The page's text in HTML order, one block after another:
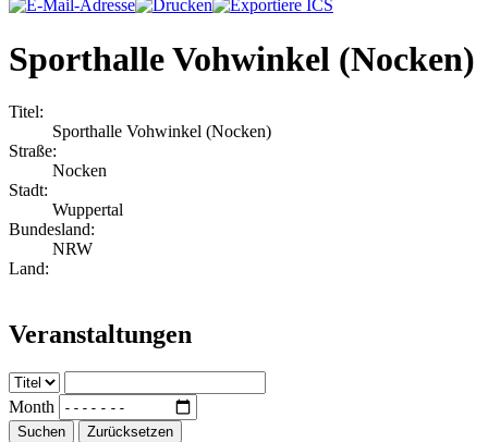
Sporthalle Vohwinkel (Nocken)
Titel:
Sporthalle Vohwinkel (Nocken)
Straße:
Nocken
Stadt:
Wuppertal
Bundesland:
NRW
Land:
Veranstaltungen
Month
Suchen Zurücksetzen